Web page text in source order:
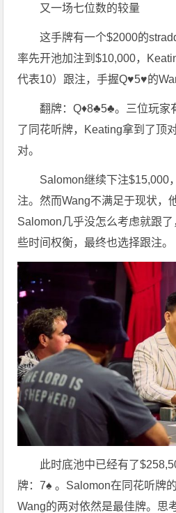
又一场七位数的较量
这手牌有一个$2000的
率先开池加注到$10,000，
代表10）跟注，手握Q♥5♥的
翻牌：Q♦8♣5♣。三位玩家
了同花听牌，Keating拿到了顶
对。
Salomon继续下注$15,000
注。然而Wang不满足于现状，
Salomon几乎没怎么考虑就跟
些时间权衡，最终也选择跟注。
此时底池中已经有了
牌：7♠ 。Salomon在同花听牌
Wang的两对依然是最佳牌。思